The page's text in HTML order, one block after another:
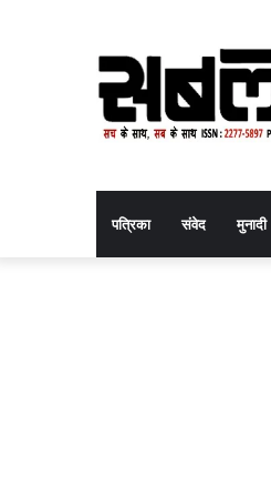
पत्रिका संवेद मुनादी